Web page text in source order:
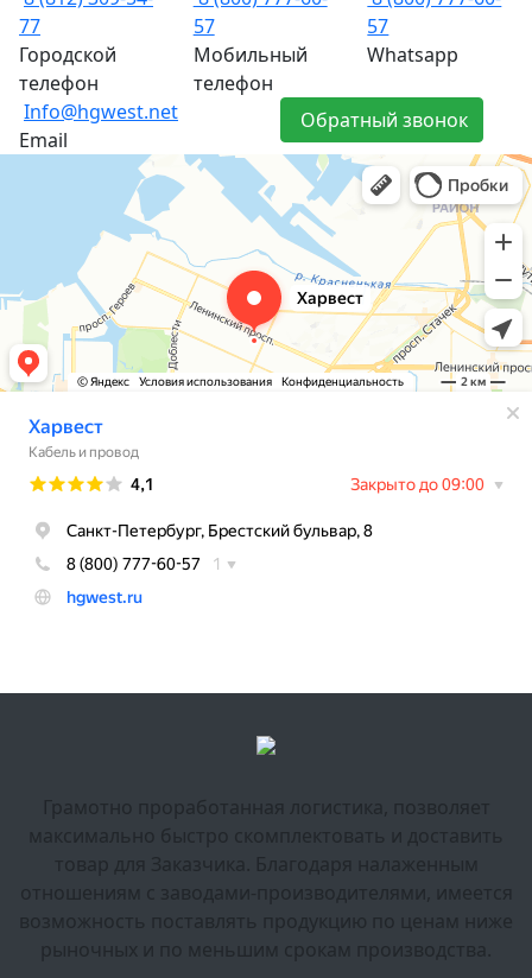
77
Городской
телефон
57
Мобильный
телефон
57
Whatsapp
Info@hgwest.net
Email
Обратный звонок
Грамотно проработанная логистика, позволяет
максимально быстро скомплектовать и доставить
товар для Заказчика. Благодаря налаженным
отношениям с заводами-производителями, имеется
возможность поставлять продукцию по ценам ниже
рыночных и по меньшим срокам производства.